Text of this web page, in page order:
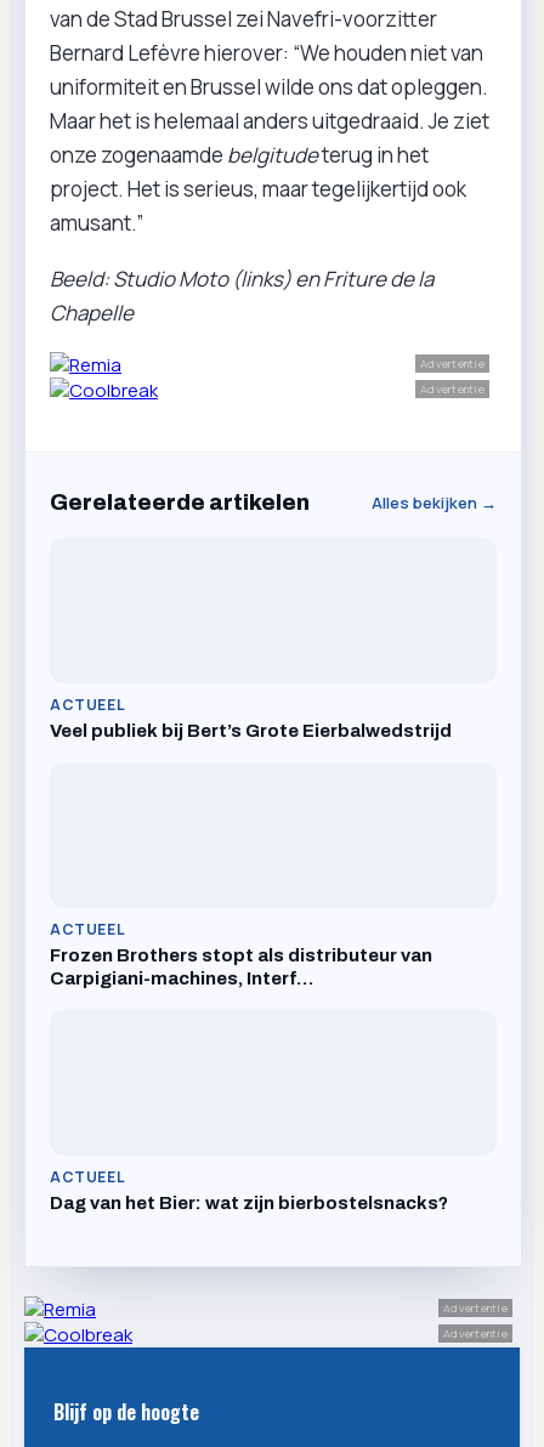
van de Stad Brussel zei Navefri-voorzitter
Bernard Lefèvre hierover: “We houden niet van
uniformiteit en Brussel wilde ons dat opleggen.
Maar het is helemaal anders uitgedraaid. Je ziet
onze zogenaamde belgitudeterug in het
project. Het is serieus, maar tegelijkertijd ook
amusant.”
Beeld: Studio Moto (links) en Friture de la
Chapelle
Advertentie
Advertentie
Gerelateerde artikelen Alles bekijken →
ACTUEEL
Veel publiek bij Bert’s Grote Eierbalwedstrijd
ACTUEEL
Frozen Brothers stopt als distributeur van
Carpigiani-machines, Interf…
ACTUEEL
Dag van het Bier: wat zijn bierbostelsnacks?
Advertentie
Advertentie
Blijf op de hoogte